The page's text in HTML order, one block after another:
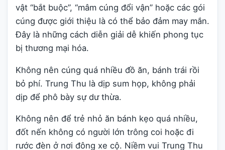
vật “bắt buộc”, “mâm cúng đổi vận” hoặc các gói
cúng được giới thiệu là có thể bảo đảm may mắn.
Đây là những cách diễn giải dễ khiến phong tục
bị thương mại hóa.
Không nên cúng quá nhiều đồ ăn, bánh trái rồi
bỏ phí. Trung Thu là dịp sum họp, không phải
dịp để phô bày sự dư thừa.
Không nên để trẻ nhỏ ăn bánh kẹo quá nhiều,
đốt nến không có người lớn trông coi hoặc đi
rước đèn ở nơi đông xe cộ. Niềm vui Trung Thu